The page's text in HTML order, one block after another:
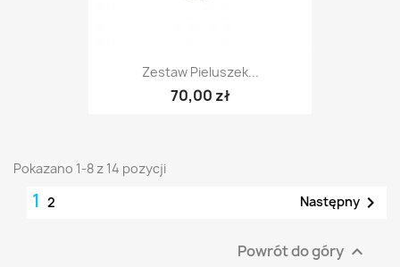
Zestaw Pieluszek...
70,00 zł
Pokazano 1-8 z 14 pozycji
1 2 Następny 
Powrót do góry 